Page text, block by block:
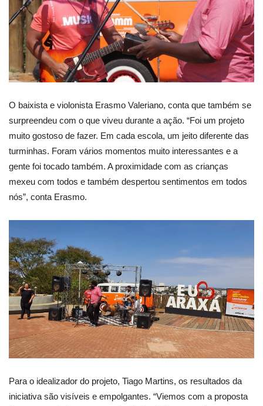
O baixista e violonista Erasmo Valeriano, conta que também se
surpreendeu com o que viveu durante a ação. “Foi um projeto
muito gostoso de fazer. Em cada escola, um jeito diferente das
turminhas. Foram vários momentos muito interessantes e a
gente foi tocado também. A proximidade com as crianças
mexeu com todos e também despertou sentimentos em todos
nós”, conta Erasmo.
Para o idealizador do projeto, Tiago Martins, os resultados da
iniciativa são visíveis e empolgantes. “Viemos com a proposta